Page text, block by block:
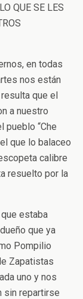
QUE SE LES
en todas
nos están
que el
a nuestro
pueblo “Che
que lo balaceo
calibre
resuelto por la
que estaba
que ya
Pompilio
Zapatistas
uno y nos
sin repartirse